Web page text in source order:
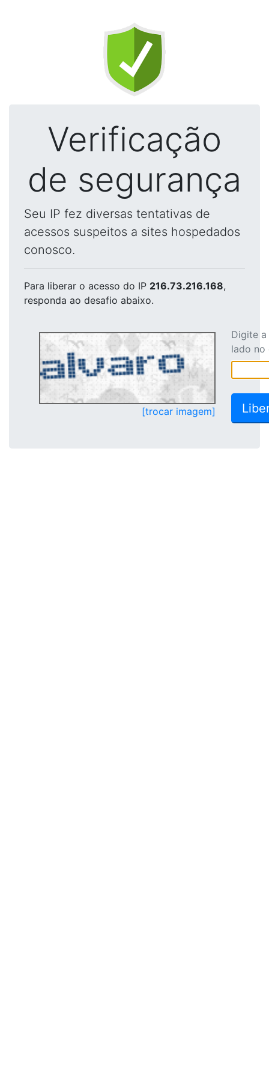
Verificação
de segurança
Seu IP fez diversas tentativas de
acessos suspeitos a sites hospedados
conosco.
Para liberar o acesso do IP 216.73.216.168,
responda ao desafio abaixo.
[trocar imagem]
Digite
lado no